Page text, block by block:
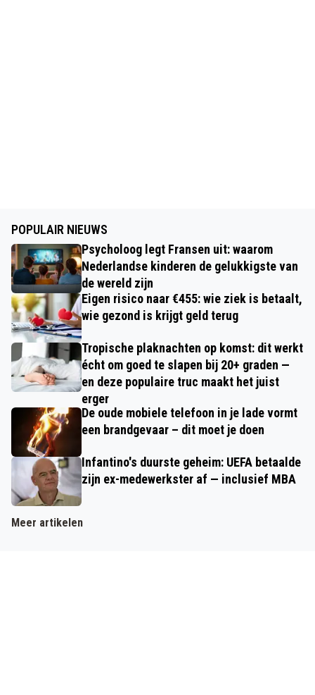
POPULAIR NIEUWS
Psycholoog legt Fransen uit: waarom
Nederlandse kinderen de gelukkigste van
de wereld zijn
Eigen risico naar €455: wie ziek is betaalt,
wie gezond is krijgt geld terug
Tropische plaknachten op komst: dit werkt
écht om goed te slapen bij 20+ graden —
en deze populaire truc maakt het juist
erger
De oude mobiele telefoon in je lade vormt
een brandgevaar – dit moet je doen
Infantino's duurste geheim: UEFA betaalde
zijn ex-medewerkster af — inclusief MBA
Meer artikelen